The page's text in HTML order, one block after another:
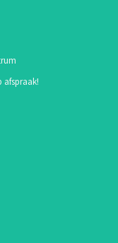
afspraak!